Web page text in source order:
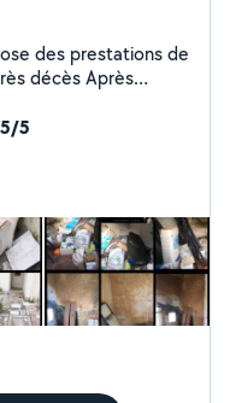
des prestations de
d'une
chaque
grand respect de
5